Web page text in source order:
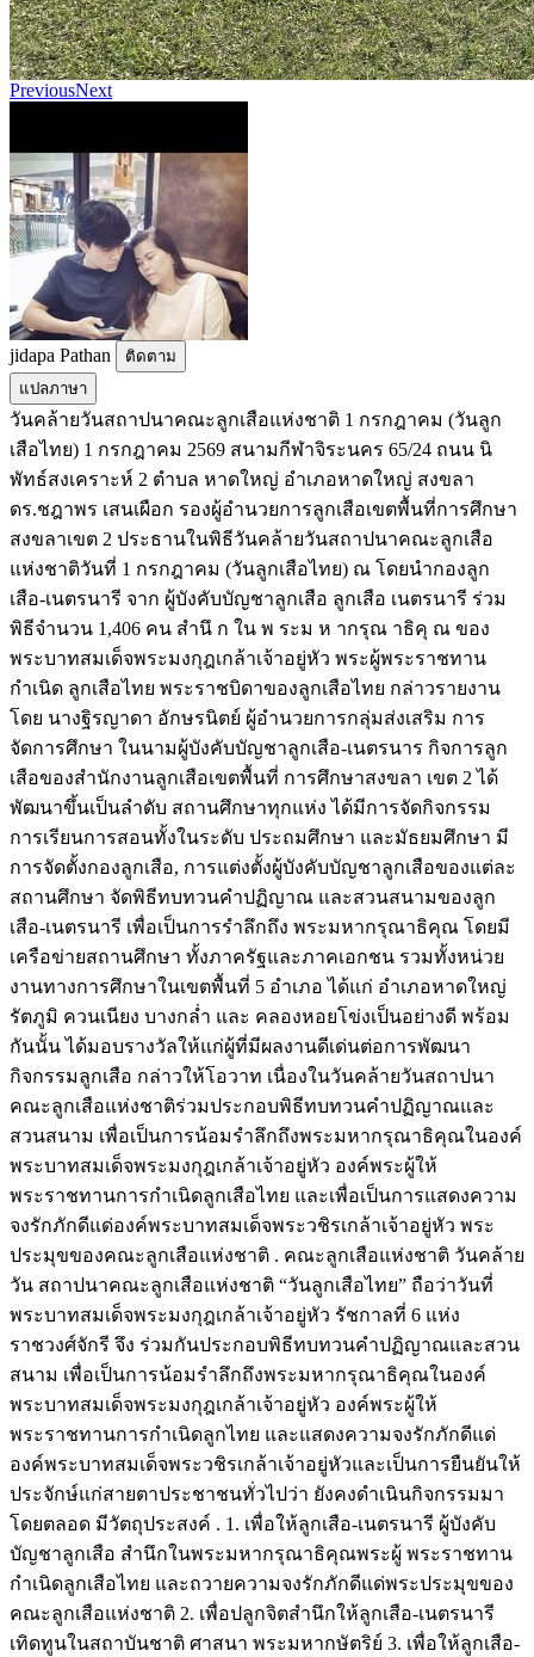
PreviousNext
jidapa Pathan
ติดตาม
แปลภาษา
วันคล้ายวันสถาปนาคณะลูกเสือแห่งชาติ 1 กรกฎาคม (วันลูก
เสือไทย) 1 กรกฎาคม 2569 สนามกีฬาจิระนคร 65/24 ถนน นิ
พัทธ์สงเคราะห์ 2 ตำบล หาดใหญ่ อำเภอหาดใหญ่ สงขลา
ดร.ชฎาพร เสนเผือก รองผู้อำนวยการลูกเสือเขตพื้นที่การศึกษา
สงขลาเขต 2 ประธานในพิธีวันคล้ายวันสถาปนาคณะลูกเสือ
แห่งชาติวันที่ 1 กรกฎาคม (วันลูกเสือไทย) ณ โดยนำกองลูก
เสือ-เนตรนารี จาก ผู้บังคับบัญชาลูกเสือ ลูกเสือ เนตรนารี ร่วม
พิธีจำนวน 1,406 คน สำนึ ก ใน พ ระม ห ากรุณ าธิคุ ณ ของ
พระบาทสมเด็จพระมงกุฎเกล้าเจ้าอยู่หัว พระผู้พระราชทาน
กำเนิด ลูกเสือไทย พระราชบิดาของลูกเสือไทย กล่าวรายงาน
โดย นางฐิรญาดา อักษรนิตย์ ผู้อำนวยการกลุ่มส่งเสริม การ
จัดการศึกษา ในนามผู้บังคับบัญชาลูกเสือ-เนตรนาร กิจการลูก
เสือของสำนักงานลูกเสือเขตพื้นที่ การศึกษาสงขลา เขต 2 ได้
พัฒนาขึ้นเป็นลำดับ สถานศึกษาทุกแห่ง ได้มีการจัดกิจกรรม
การเรียนการสอนทั้งในระดับ ประถมศึกษา และมัธยมศึกษา มี
การจัดตั้งกองลูกเสือ, การแต่งตั้งผู้บังคับบัญชาลูกเสือของแต่ละ
สถานศึกษา จัดพิธีทบทวนคำปฏิญาณ และสวนสนามของลูก
เสือ-เนตรนารี เพื่อเป็นการรำลึกถึง พระมหากรุณาธิคุณ โดยมี
เครือข่ายสถานศึกษา ทั้งภาครัฐและภาคเอกชน รวมทั้งหน่วย
งานทางการศึกษาในเขตพื้นที่ 5 อำเภอ ได้แก่ อำเภอหาดใหญ่
รัตภูมิ ควนเนียง บางกล่ำ และ คลองหอยโข่งเป็นอย่างดี พร้อม
กันนั้น ได้มอบรางวัลให้แก่ผู้ที่มีผลงานดีเด่นต่อการพัฒนา
กิจกรรมลูกเสือ กล่าวให้โอวาท เนื่องในวันคล้ายวันสถาปนา
คณะลูกเสือแห่งชาติร่วมประกอบพิธีทบทวนคำปฏิญาณและ
สวนสนาม เพื่อเป็นการน้อมรำลึกถึงพระมหากรุณาธิคุณในองค์
พระบาทสมเด็จพระมงกุฎเกล้าเจ้าอยู่หัว องค์พระผู้ให้
พระราชทานการกำเนิดลูกเสือไทย และเพื่อเป็นการแสดงความ
จงรักภักดีแด่องค์พระบาทสมเด็จพระวชิรเกล้าเจ้าอยู่หัว พระ
ประมุขของคณะลูกเสือแห่งชาติ . คณะลูกเสือแห่งชาติ วันคล้าย
วัน สถาปนาคณะลูกเสือแห่งชาติ “วันลูกเสือไทย” ถือว่าวันที่
พระบาทสมเด็จพระมงกุฎเกล้าเจ้าอยู่หัว รัชกาลที่ 6 แห่ง
ราชวงศ์จักรี จึง ร่วมกันประกอบพิธีทบทวนคำปฏิญาณและสวน
สนาม เพื่อเป็นการน้อมรำลึกถึงพระมหากรุณาธิคุณในองค์
พระบาทสมเด็จพระมงกุฎเกล้าเจ้าอยู่หัว องค์พระผู้ให้
พระราชทานการกำเนิดลูกไทย และแสดงความจงรักภักดีแด่
องค์พระบาทสมเด็จพระวชิรเกล้าเจ้าอยู่หัวและเป็นการยืนยันให้
ประจักษ์แก่สายตาประชาชนทั่วไปว่า ยังคงดำเนินกิจกรรมมา
โดยตลอด มีวัตถุประสงค์ . 1. เพื่อให้ลูกเสือ-เนตรนารี ผู้บังคับ
บัญชาลูกเสือ สำนึกในพระมหากรุณาธิคุณพระผู้ พระราชทาน
กำเนิดลูกเสือไทย และถวายความจงรักภักดีแด่พระประมุขของ
คณะลูกเสือแห่งชาติ 2. เพื่อปลูกจิตสำนึกให้ลูกเสือ-เนตรนารี
เทิดทูนในสถาบันชาติ ศาสนา พระมหากษัตริย์ 3. เพื่อให้ลูกเสือ-